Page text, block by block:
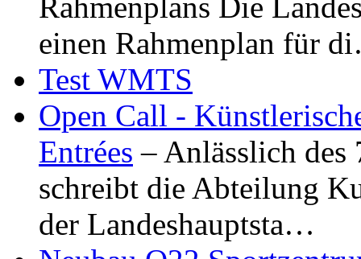
einen Rahmenplan für
Test WMTS
Open Call -
Entrées – Anlässlich
schreibt die Abteilung
der Landeshauptsta…